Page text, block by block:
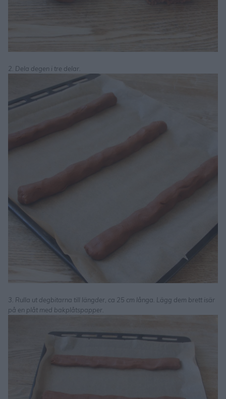
2. Dela degen i tre delar.
3. Rulla ut degbitarna till längder, ca 25 cm långa. Lägg dem brett isär
på en plåt med bakplåtspapper.